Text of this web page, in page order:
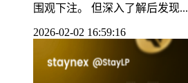
围观下注。 但深入了解后发现...
2026-02-02 16:59:16